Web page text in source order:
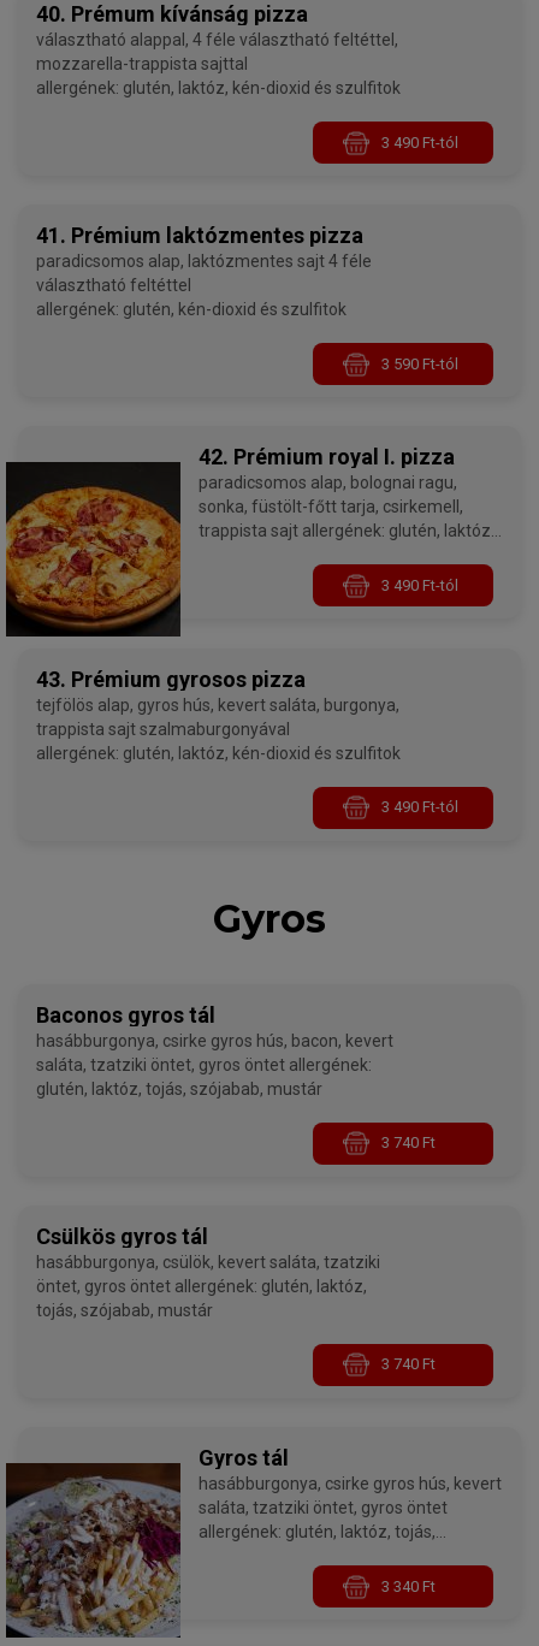
40. Prémum kívánság pizza
választható alappal, 4 féle választható feltéttel,
mozzarella-trappista sajttal
allergének: glutén, laktóz, kén-dioxid és szulfitok
3 490 Ft-tól
41. Prémium laktózmentes pizza
paradicsomos alap, laktózmentes sajt 4 féle
választható feltéttel
allergének: glutén, kén-dioxid és szulfitok
3 590 Ft-tól
42. Prémium royal I. pizza
paradicsomos alap, bolognai ragu,
sonka, füstölt-főtt tarja, csirkemell,
trappista sajt allergének: glutén, laktóz,
3 490 Ft-tól
43. Prémium gyrosos pizza
tejfölös alap, gyros hús, kevert saláta, burgonya,
trappista sajt szalmaburgonyával
allergének: glutén, laktóz, kén-dioxid és szulfitok
3 490 Ft-tól
Gyros
Baconos gyros tál
hasábburgonya, csirke gyros hús, bacon, kevert
saláta, tzatziki öntet, gyros öntet allergének:
glutén, laktóz, tojás, szójabab, mustár
3 740 Ft
Csülkös gyros tál
hasábburgonya, csülök, kevert saláta, tzatziki
öntet, gyros öntet allergének: glutén, laktóz,
tojás, szójabab, mustár
3 740 Ft
Gyros tál
hasábburgonya, csirke gyros hús, kevert
saláta, tzatziki öntet, gyros öntet
allergének: glutén, laktóz, tojás,
3 340 Ft